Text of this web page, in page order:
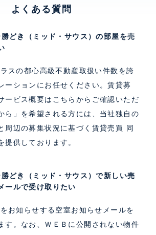
よくある質問
どき（ミッド・サウス）の部屋を売
スの都心高級不動産取扱い件数を誇
ーションにお任せください。賃貸募
ービス概要はこちら からご確認いただ
ら」を希望される方には、当社独自の
周辺の募集状況に基づく 賃貸売買 同
提供しております。
どき（ミッド・サウス）で新しい売
ールで受け取りたい
お知らせする空室お知らせメールを
す。なお、ＷＥＢに公開されない物件